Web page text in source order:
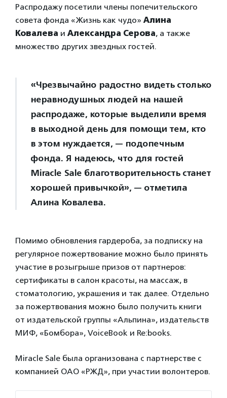
Распродажу посетили члены попечительского
совета фонда «Жизнь как чудо» Алина
Ковалева и Александра Серова, а также
множество других звездных гостей.
«Чрезвычайно радостно видеть столько
неравнодушных людей на нашей
распродаже, которые выделили время
в выходной день для помощи тем, кто
в этом нуждается, — подопечным
фонда. Я надеюсь, что для гостей
Miracle Sale благотворительность станет
хорошей привычкой», — отметила
Алина Ковалева.
Помимо обновления гардероба, за подписку на
регулярное пожертвование можно было принять
участие в розыгрыше призов от партнеров:
сертификаты в салон красоты, на массаж, в
стоматологию, украшения и так далее. Отдельно
за пожертвования можно было получить книги
от издательской группы «Альпина», издательств
МИФ, «Бомбора», VoiceBook и Re:books.
Miracle Sale была организована с партнерстве с
компанией ОАО «РЖД», при участии волонтеров.